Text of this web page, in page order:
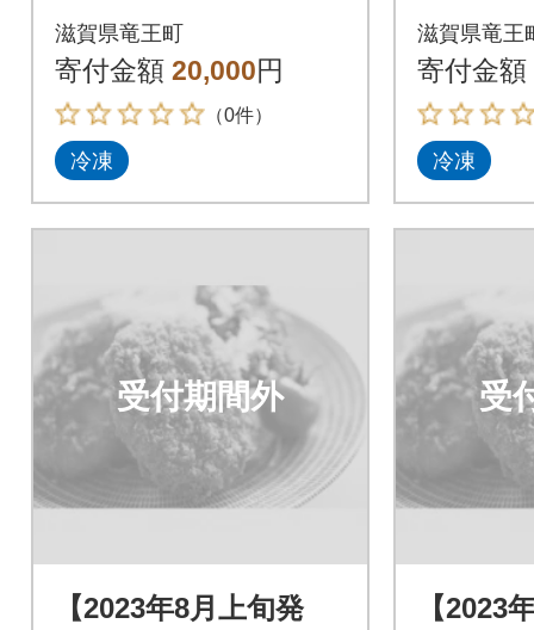
いセット
滋賀県竜王町
寄付金額 20,000円
（0件）
冷凍
いセッ
滋賀県竜王
寄付金額
冷凍
受付期間外
【2023年8月上旬発
受
【2023